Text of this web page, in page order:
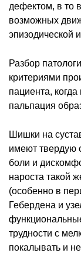
дефектом, в то
возможных
эпизодической
Разбор
критериями
пациента,
пальпация
Шишки на
имеют твердую
боли и
нароста такой
(особенно в
Гебердена и
трудности с
покалывать и